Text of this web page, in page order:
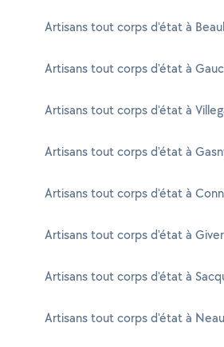
Artisans tout corps d'état à
Artisans tout corps d'état à
Artisans tout corps d'état à
Artisans tout corps d'état à
Artisans tout corps d'état à
Artisans tout corps d'état à
Artisans tout corps d'état à
Artisans tout corps d'état à